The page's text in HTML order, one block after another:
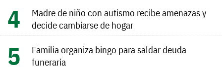
Madre de niño con autismo recibe amenazas y
decide cambiarse de hogar
Familia organiza bingo para saldar deuda
funeraria